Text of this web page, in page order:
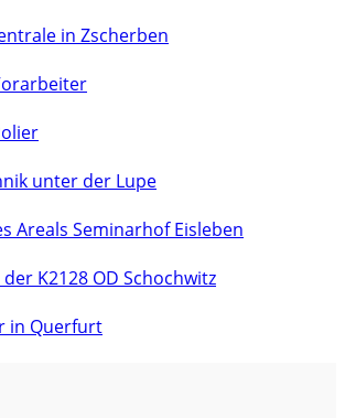
in Zscherben
unter der Lupe
Areals Seminarhof Eisleben
K2128 OD Schochwitz
in Querfurt